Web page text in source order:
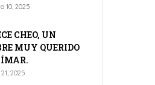
10, 2025
CHEO, UN
MUY QUERIDO
2025